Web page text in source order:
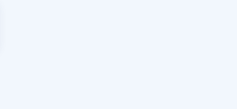
İlgili Haberler